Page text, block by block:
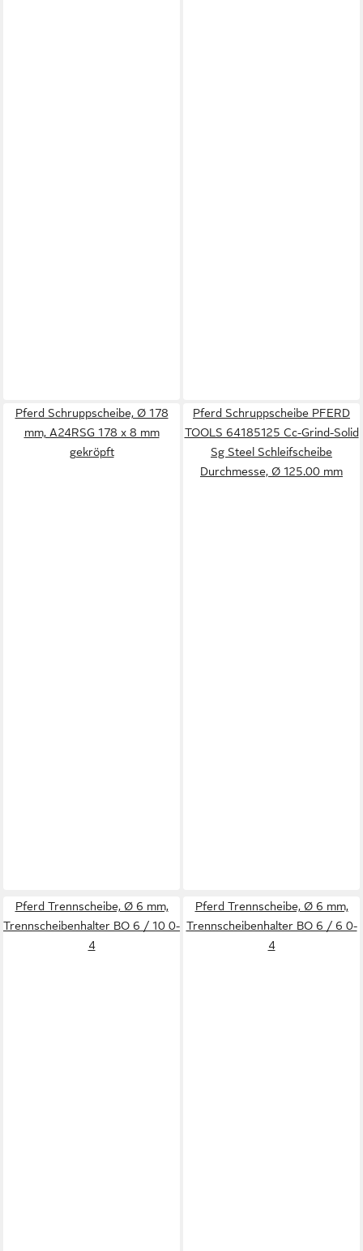
Pferd Schruppscheibe, Ø 178
mm, A24RSG 178 x 8 mm
gekröpft
Pferd Schruppscheibe PFERD
TOOLS 64185125 Cc-Grind-Solid
Sg Steel Schleifscheibe
Durchmesse, Ø 125.00 mm
Pferd Trennscheibe, Ø 6 mm,
Trennscheibenhalter BO 6 / 10 0-
4
Pferd Trennscheibe, Ø 6 mm,
Trennscheibenhalter BO 6 / 6 0-
4